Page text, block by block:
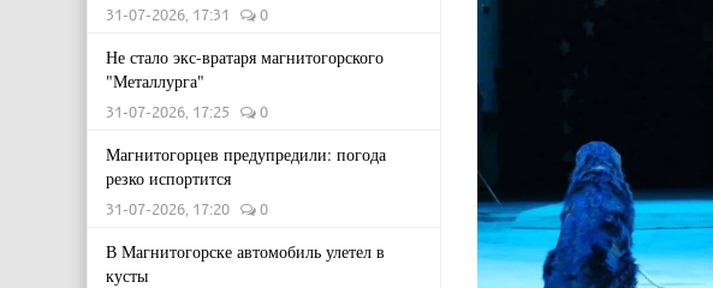
31-07-2026, 17:31 0
Не стало экс-вратаря магнитогорского
"Металлурга"
31-07-2026, 17:25 0
Магнитогорцев предупредили: погода
резко испортится
31-07-2026, 17:20 0
В Магнитогорске автомобиль улетел в
кусты